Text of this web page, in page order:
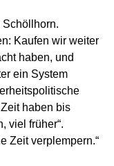
Schöllhorn.
Kaufen wir weiter
haben, und
ein System
haben bis
viel früher“.
Zeit verplempern.“